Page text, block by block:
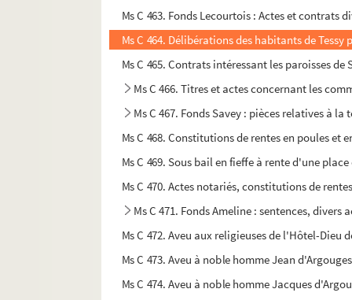
Ms C 463. Fonds Lecourtois : Actes et contrats
Ms C 464. Délibérations des habitants de
Ms C 465. Contrats intéressant les paroisses
Ms C 466. Titres et actes concernant les
Ms C 467. Fonds Savey : pièces relatives à
Ms C 468. Constitutions de rentes en poules et
Ms C 469. Sous bail en fieffe à rente d'une
Ms C 470. Actes notariés, constitutions de
Ms C 471. Fonds Ameline : sentences, divers
Ms C 472. Aveu aux religieuses de l'Hôtel-Dieu
Ms C 473. Aveu à noble homme Jean
Ms C 474. Aveu à noble homme Jacques